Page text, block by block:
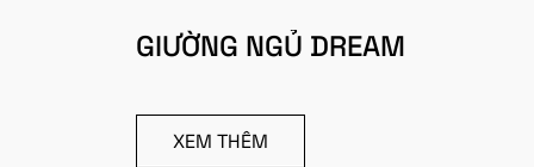
GIƯỜNG NGỦ DREAM
XEM THÊM